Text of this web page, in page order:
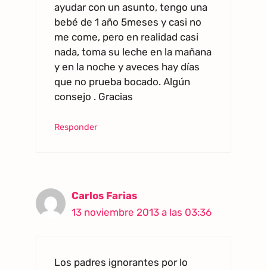
ayudar con un asunto, tengo una
bebé de 1 año 5meses y casi no
me come, pero en realidad casi
nada, toma su leche en la mañana
y en la noche y aveces hay días
que no prueba bocado. Algún
consejo . Gracias
Responder
Carlos Farias
13 noviembre 2013 a las 03:36
Los padres ignorantes por lo